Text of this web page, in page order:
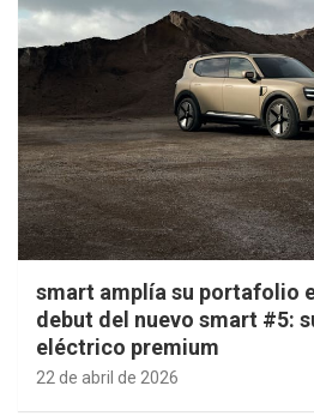
smart amplía su portafolio
debut del nuevo smart #5:
eléctrico premium
22 de abril de 2026